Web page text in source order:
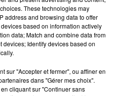
entrées à Terra Botanica !
These technologies may
address and browsing data to offer
based on information actively
data; Match and combine data from
devices; Identify devices based on
sur "Accepter et fermer", ou affiner en
dans "Gérer mes choix".
cliquant sur "Continuer sans